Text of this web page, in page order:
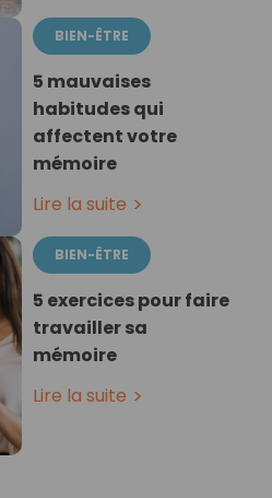
BIEN-ÊTRE
5 mauvaises
habitudes qui
affectent votre
mémoire
Lire la suite
BIEN-ÊTRE
5 exercices pour faire
travailler sa
mémoire
Lire la suite